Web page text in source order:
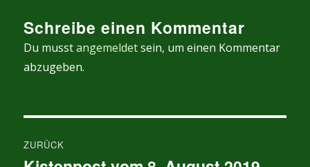
Schreibe einen Kommentar
Du musstangemeldetsein, um einen Kommentar
abzugeben.
Beitragsnavigation
ZURÜCK